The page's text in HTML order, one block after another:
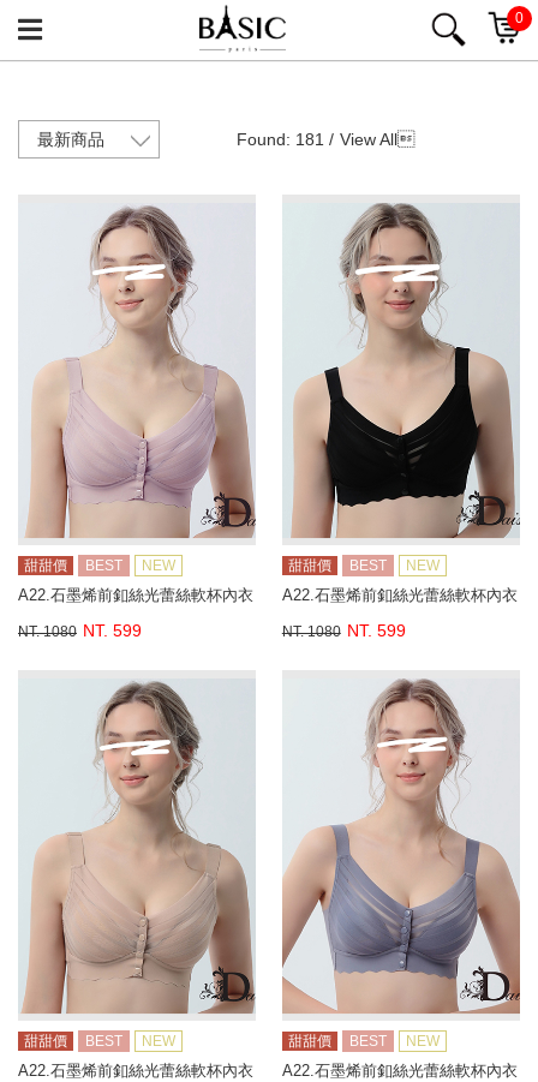
0
Found: 181 / View All
甜甜價 BEST NEW
A22.石墨烯前釦絲光蕾絲軟杯內衣
NT. 1080 NT. 599
甜甜價 BEST NEW
A22.石墨烯前釦絲光蕾絲軟杯內衣
NT. 1080 NT. 599
甜甜價 BEST NEW
A22.石墨烯前釦絲光蕾絲軟杯內衣
甜甜價 BEST NEW
A22.石墨烯前釦絲光蕾絲軟杯內衣